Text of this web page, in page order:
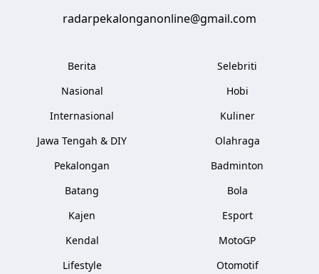
radarpekalonganonline@gmail.com
Berita
Nasional
Internasional
Jawa Tengah & DIY
Pekalongan
Batang
Kajen
Kendal
Lifestyle
Selebriti
Hobi
Kuliner
Olahraga
Badminton
Bola
Esport
MotoGP
Otomotif